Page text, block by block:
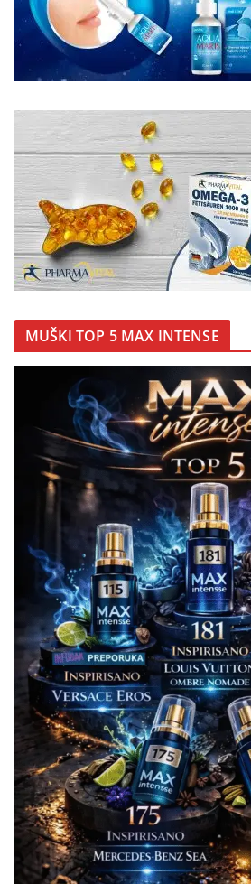
MUŠKI TOP 5 MAX INTENSE